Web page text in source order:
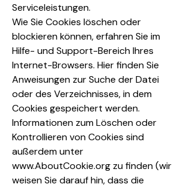
Serviceleistungen.
Wie Sie Cookies löschen oder
blockieren können, erfahren Sie im
Hilfe- und Support-Bereich Ihres
Internet-Browsers. Hier finden Sie
Anweisungen zur Suche der Datei
oder des Verzeichnisses, in dem
Cookies gespeichert werden.
Informationen zum Löschen oder
Kontrollieren von Cookies sind
außerdem unter
www.AboutCookie.org zu finden (wir
weisen Sie darauf hin, dass die